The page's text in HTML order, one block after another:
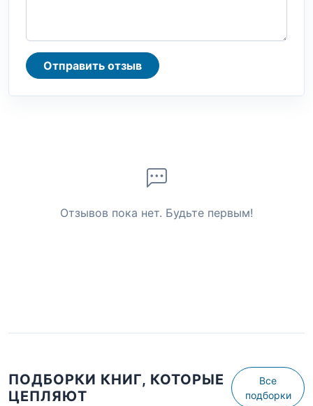
Отправить отзыв
Отзывов пока нет. Будьте первым!
ПОДБОРКИ КНИГ, КОТОРЫЕ
ЦЕПЛЯЮТ
Все
подборки